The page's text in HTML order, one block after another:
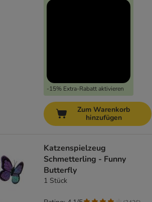
-15% Extra-Rabatt aktivieren
Zum Warenkorb
hinzufügen
Katzenspielzeug
Schmetterling - Funny
Butterfly
1 Stück